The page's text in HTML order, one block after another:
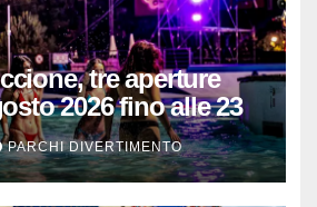
tre aperture
2026 fino alle 23
PARCHI DIVERTIMENTO